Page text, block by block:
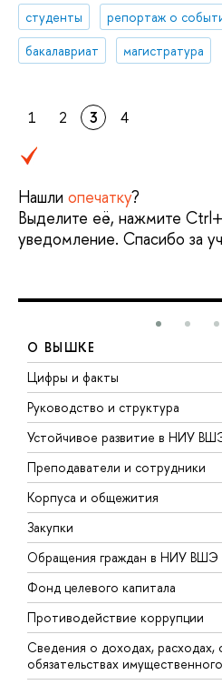
студенты
репортаж о
бакалавриат
магистратура
1 2 3 4
Нашли опечатку?
Выделите её, нажмите
уведомление. Спасибо за
О ВЫШКЕ
Цифры и факты
Руководство и структура
Устойчивое развитие в НИУ
Преподаватели и сотрудники
Корпуса и общежития
Закупки
Обращения граждан в НИУ ВШЭ
Фонд целевого капитала
Противодействие коррупции
Сведения о доходах, расходах,
обязательствах